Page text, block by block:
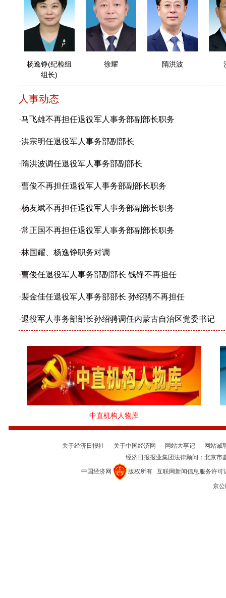
杨逸铮(纪检组
组长)
徐耀 隋洪波
人事动态
·马飞雄不再担任退役军人事务部副部长职务
·洪宗明任退役军人事务部副部长
·隋洪波调任退役军人事务部副部长
·曹俊不再担任退役军人事务部副部长职务
·杨友斌不再担任退役军人事务部副部长职务
·常正国不再担任退役军人事务部副部长职务
·林国耀、杨逸铮职务对调
·曹俊任退役军人事务部副部长 钱锋不再担任
·裴金佳任退役军人事务部部长 孙绍骋不再担任
·退役军人事务部部长孙绍骋调任内蒙古自治区党委书记
中直机构人物库
关于经济日报社 － 关于中国经济网 － 网站大事记－ 网站诚
经济日报报业集团法律顾问： 北京市
中国经济网 版权所有 互联网新闻信息服务许
京